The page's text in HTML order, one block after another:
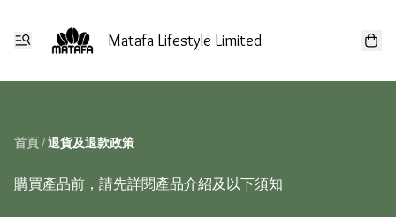
Matafa Lifestyle Limited
首頁/退貨及退款政策
購買產品前，請先詳閱產品介紹及以下須知